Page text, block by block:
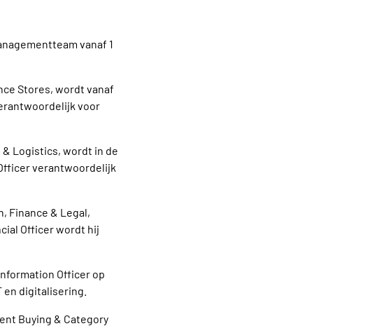
vanaf 1
Stores, wordt vanaf
voor
& Logistics, wordt in de
verantwoordelijk
Finance & Legal,
Officer wordt hij
Officer op
en digitalisering.
Buying & Category